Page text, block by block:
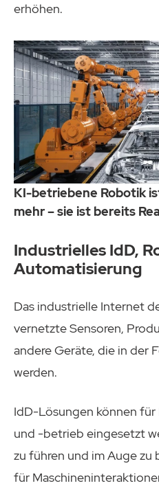
erhöhen.
KI-betriebene Robotik
mehr – sie ist bereits
Industrielles IdD,
Automatisierung
Das industrielle Internet
vernetzte Sensoren,
andere Geräte, die in der
werden.
IdD-Lösungen können
und -betrieb eingesetzt
zu führen und im Auge zu
für